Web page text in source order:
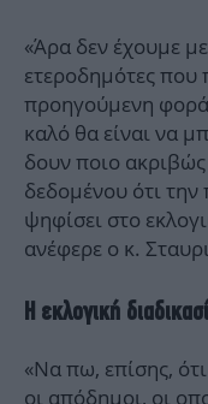
«Άρα δεν έχουμε
ετεροδημότες που
προηγούμενη
καλό θα είναι να
δουν ποιο ακριβώς
δεδομένου ότι
ψηφίσει στο
ανέφερε ο κ.
Η εκλογική
«Να πω, επίσης,
οι απόδημοι, οι